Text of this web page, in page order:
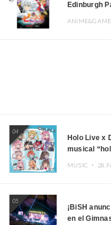
Edinburgh
ANIME&GAME
04
Holo Live x
musical
MUSIC ・
05
¡BiSH
en el